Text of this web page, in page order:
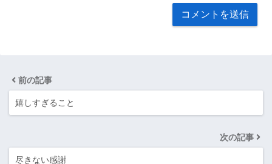
前の記事
嬉しすぎること
次の記事
尽きない感謝